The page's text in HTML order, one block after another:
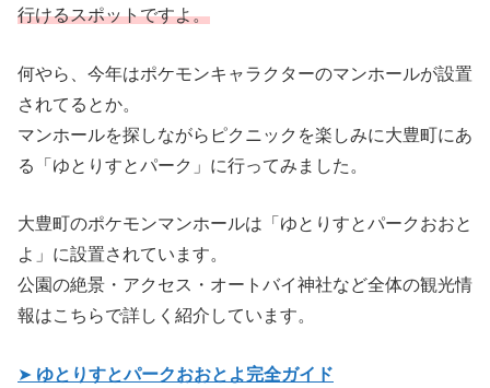
行けるスポットですよ。
何やら、今年はポケモンキャラクターのマンホールが設置
されてるとか。
マンホールを探しながらピクニックを楽しみに大豊町にあ
る「ゆとりすとパーク」に行ってみました。
大豊町のポケモンマンホールは「ゆとりすとパークおおと
よ」に設置されています。
公園の絶景・アクセス・オートバイ神社など全体の観光情
報はこちらで詳しく紹介しています。
➤ ゆとりすとパークおおとよ完全ガイド